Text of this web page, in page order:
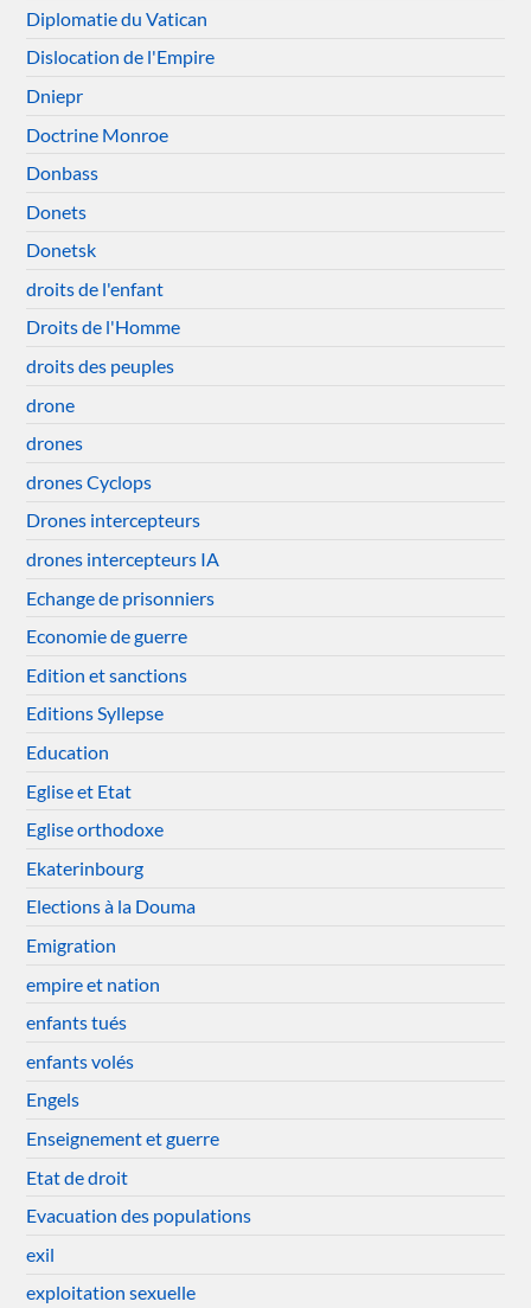
Diplomatie du Vatican
Dislocation de l'Empire
Dniepr
Doctrine Monroe
Donbass
Donets
Donetsk
droits de l'enfant
Droits de l'Homme
droits des peuples
drone
drones
drones Cyclops
Drones intercepteurs
drones intercepteurs IA
Echange de prisonniers
Economie de guerre
Edition et sanctions
Editions Syllepse
Education
Eglise et Etat
Eglise orthodoxe
Ekaterinbourg
Elections à la Douma
Emigration
empire et nation
enfants tués
enfants volés
Engels
Enseignement et guerre
Etat de droit
Evacuation des populations
exil
exploitation sexuelle